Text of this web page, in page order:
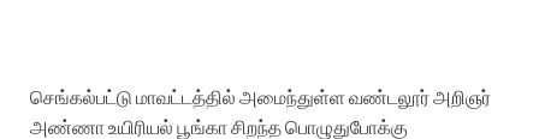
செங்கல்பட்டு மாவட்டத்தில் அமைந்துள்ள வண்டலூர் அறிஞர்
அண்ணா உயிரியல் பூங்கா சிறந்த பொழுதுபோக்கு